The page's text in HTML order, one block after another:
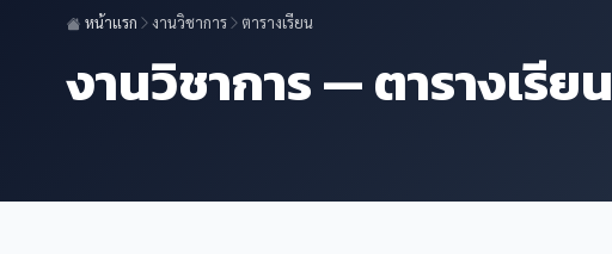
หน้าแรก งานวิชาการ ตารางเรียน
งานวิชาการ — ตารางเรียน